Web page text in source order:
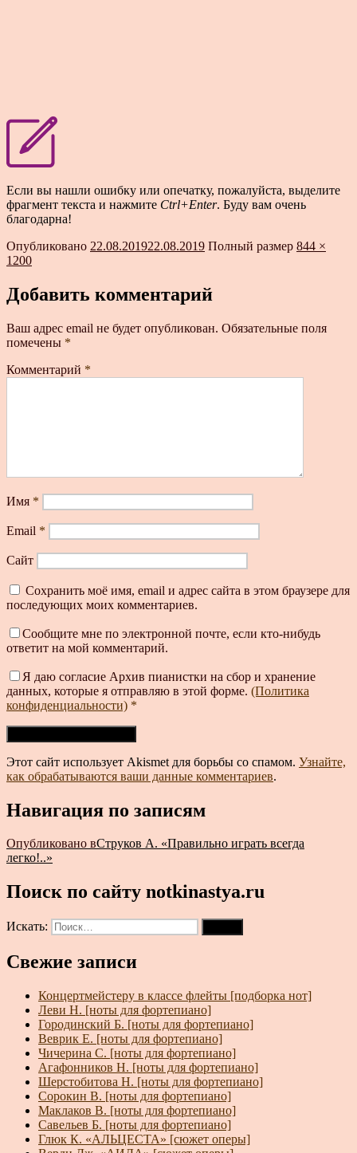
Если вы нашли ошибку или опечатку, пожалуйста, выделите
фрагмент текста и нажмите Ctrl+Enter. Буду вам очень
благодарна!
Опубликовано 22.08.201922.08.2019 Полный размер 844 ×
1200
Добавить комментарий
Ваш адрес email не будет опубликован. Обязательные поля
помечены *
Комментарий *
Имя *
Email *
Сайт
Сохранить моё имя, email и адрес сайта в этом браузере для
последующих моих комментариев.
Сообщите мне по электронной почте, если кто-нибудь
ответит на мой комментарий.
Я даю согласие Архив пианистки на сбор и хранение
данных, которые я отправляю в этой форме. (Политика
конфиденциальности) *
Этот сайт использует Akismet для борьбы со спамом. Узнайте,
как обрабатываются ваши данные комментариев.
Навигация по записям
Опубликовано вСтруков А. «Правильно играть всегда
легко!..»
Поиск по сайту notkinastya.ru
Искать:
Свежие записи
Концертмейстеру в классе флейты [подборка нот]
Леви Н. [ноты для фортепиано]
Городинский Б. [ноты для фортепиано]
Веврик Е. [ноты для фортепиано]
Чичерина С. [ноты для фортепиано]
Агафонников Н. [ноты для фортепиано]
Шерстобитова Н. [ноты для фортепиано]
Сорокин В. [ноты для фортепиано]
Маклаков В. [ноты для фортепиано]
Савельев Б. [ноты для фортепиано]
Глюк К. «АЛЬЦЕСТА» [сюжет оперы]